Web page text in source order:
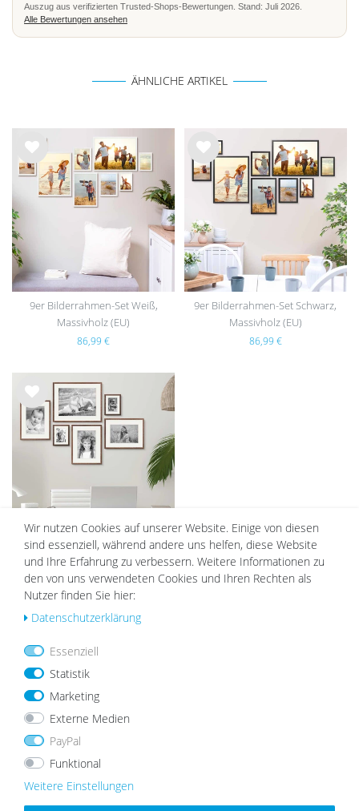
Auszug aus verifizierten Trusted-Shops-Bewertungen. Stand: Juli 2026.
Alle Bewertungen ansehen
ÄHNLICHE ARTIKEL
Wu
nsc
hlist
9er Bilderrahmen-Set Weiß,
Massivholz (EU)
86,99 €
Wu
nsc
9er Bilderrahmen-Set Schwarz,
Massivholz (EU)
86,99 €
Wu
nsc
hlist
6er Set Bilderrahmen Holz, Eiche
Dunkel 15x20, 30x40 und 40x50 cm
mit Passepartout
119,99 € 109,99 €
Wu
nsc
hlist
Wir nutzen Cookies auf unserer Website. Einige von diesen
sind essenziell, während andere uns helfen, diese Website
und Ihre Erfahrung zu verbessern. Weitere Informationen zu
den von uns verwendeten Cookies und Ihren Rechten als
Nutzer finden Sie hier:
Daten­schutz­erklärung
Essenziell
Statistik
Marketing
Externe Medien
PayPal
Funktional
Weitere Einstellungen